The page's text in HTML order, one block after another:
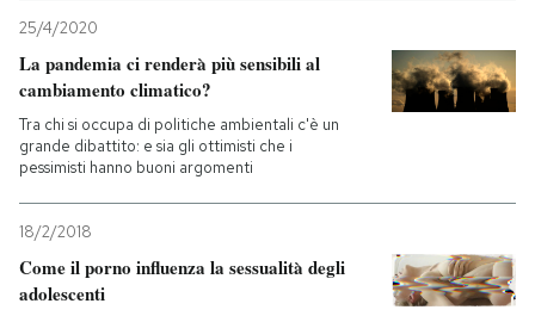
25/4/2020
La pandemia ci renderà più sensibili al
cambiamento climatico?
Tra chi si occupa di politiche ambientali c'è un
grande dibattito: e sia gli ottimisti che i
pessimisti hanno buoni argomenti
18/2/2018
Come il porno influenza la sessualità degli
adolescenti